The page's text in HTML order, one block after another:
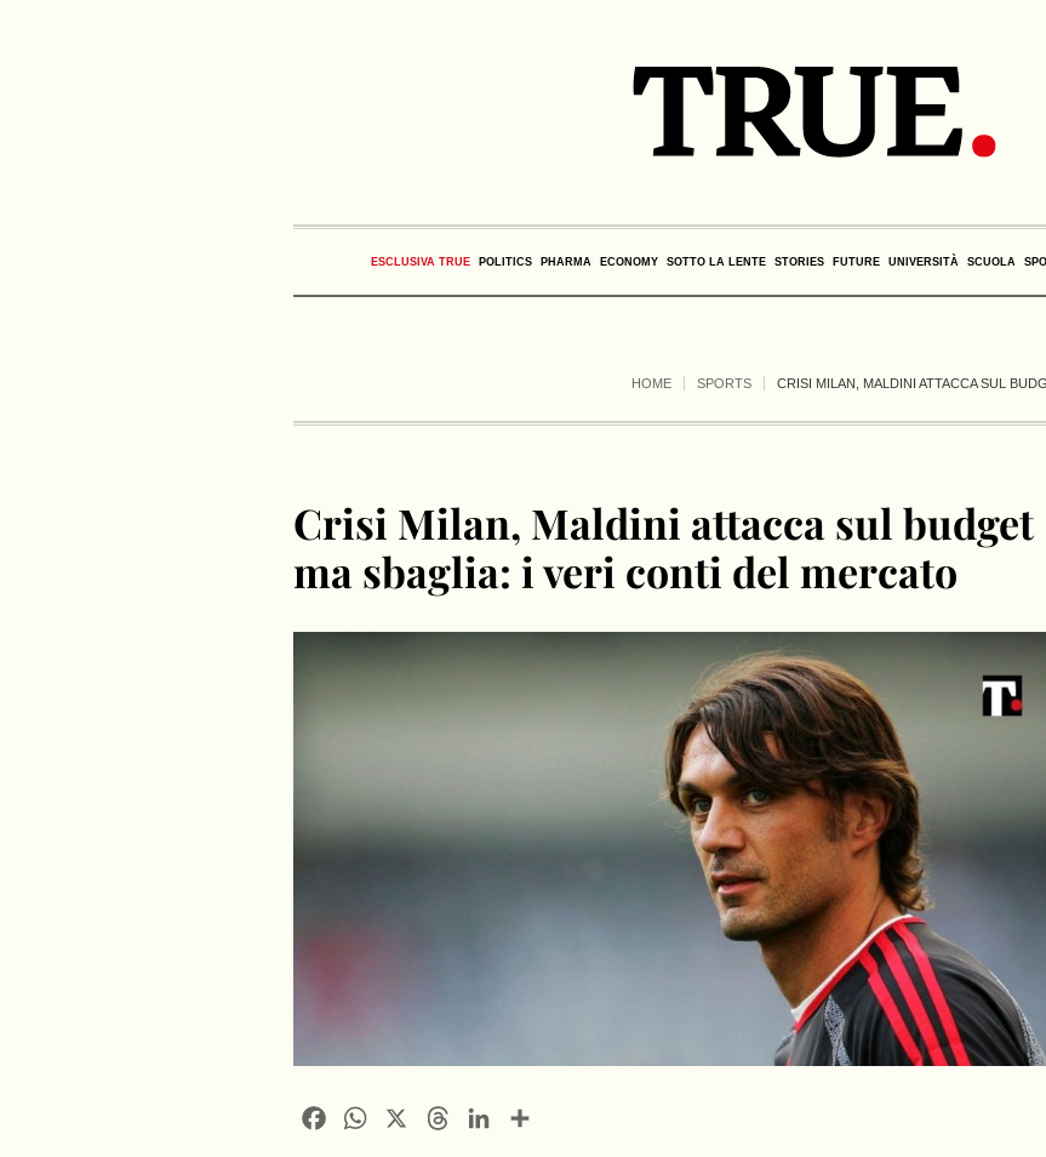
ESCLUSIVA TRUE POLITICS PHARMA ECONOMY SOTTO LA LENTE STORIES FUTURE UNIVERSITÀ SCUOLA
HOME SPORTS CRISI MILAN, MALDINI ATTACCA SUL
Crisi Milan, Maldini attacca sul budget
ma sbaglia: i veri conti del mercato
FacebookWhatsApp ThreadsLinkedIn